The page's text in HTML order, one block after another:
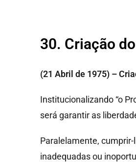
30. Criação
(21 Abril de 1975) –
Institucionalizando “o
será garantir as
Paralelamente,
inadequadas ou